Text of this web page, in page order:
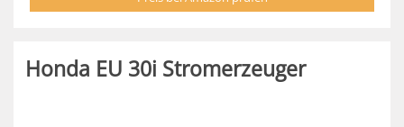
Honda EU 30i Stromerzeuger